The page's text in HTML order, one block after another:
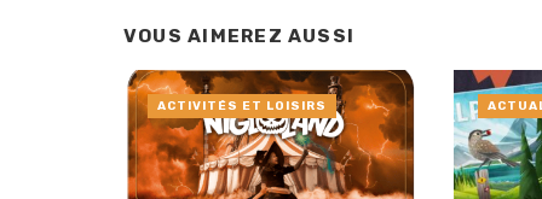
VOUS AIMEREZ AUSSI
ACTIVITÉS ET LOISIRS